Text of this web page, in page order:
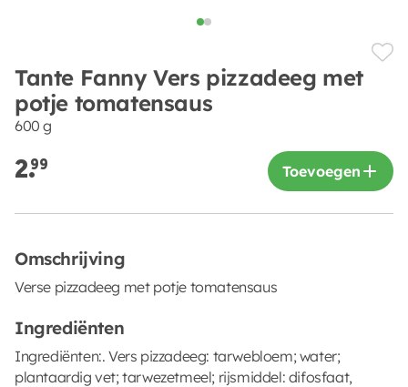
Tante Fanny Vers pizzadeeg met
potje tomatensaus
600 g
2.99 Toevoegen
Omschrijving
Verse pizzadeeg met potje tomatensaus
Ingrediënten
Ingrediënten:. Vers pizzadeeg: tarwebloem; water;
plantaardig vet; tarwezetmeel; rijsmiddel: difosfaat,